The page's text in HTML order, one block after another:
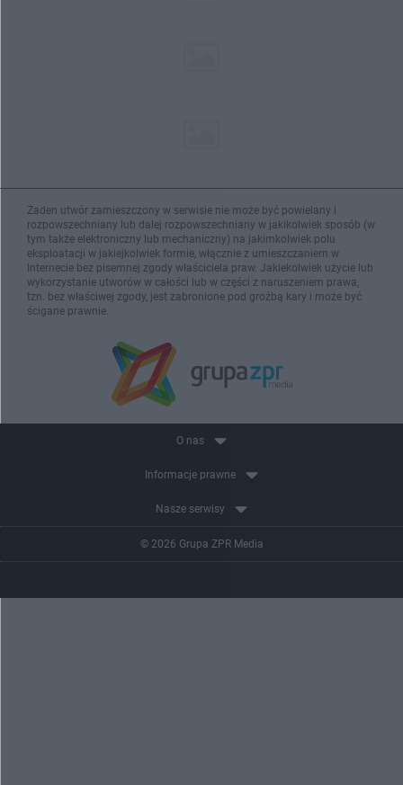
Żaden utwór zamieszczony w serwisie nie może być powielany i
rozpowszechniany lub dalej rozpowszechniany w jakikolwiek sposób (w
tym także elektroniczny lub mechaniczny) na jakimkolwiek polu
eksploatacji w jakiejkolwiek formie, włącznie z umieszczaniem w
Internecie bez pisemnej zgody właściciela praw. Jakiekolwiek użycie lub
wykorzystanie utworów w całości lub w części z naruszeniem prawa,
tzn. bez właściwej zgody, jest zabronione pod groźbą kary i może być
ścigane prawnie.
O nas
Informacje prawne
Nasze serwisy
© 2026 Grupa ZPR Media